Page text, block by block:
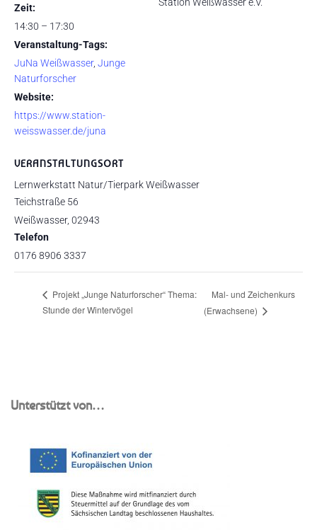
Zeit:
14:30 – 17:30
Veranstaltung-Tags:
JuNa Weißwasser, Junge
Naturforscher
Website:
https://www.station-
weisswasser.de/juna
VERANSTALTUNGSORT
Lernwerkstatt Natur/Tierpark Weißwasser
Teichstraße 56
Weißwasser, 02943
Telefon
0176 8906 3337
Projekt „Junge Naturforscher“ Thema:
Stunde der Wintervögel
Mal- und Zeichenkurs
(Erwachsene)
Unterstützt von…